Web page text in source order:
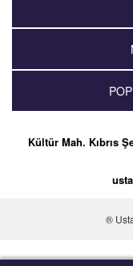
Kültür Mah. Kıbrıs
®